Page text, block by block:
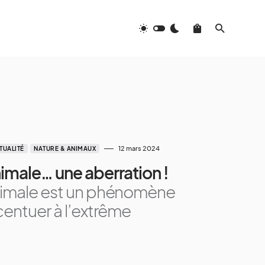
NATURE & ANIMAUX 12 mars 2024
une aberration !
est un phénomène
à l’extrême